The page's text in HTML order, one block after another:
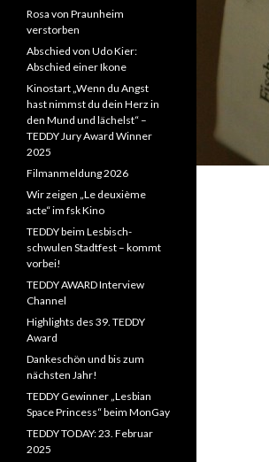
Rosa von Praunheim
verstorben
Abschied von Udo Kier:
Abschied einer Ikone
Kinostart „Wenn du Angst
hast nimmst du dein Herz in
den Mund und lächelst“ –
TEDDY Jury Award Winner
2025
Filmanmeldung 2026
Wir zeigen „Le deuxième
acte“ im fsk Kino
TEDDY beim Lesbisch-
schwulen Stadtfest – kommt
vorbei!
TEDDY AWARD Interview
Channel
Highlights des 39. TEDDY
Award
Dankeschön und bis zum
nächsten Jahr!
TEDDY Gewinner „Lesbian
Space Princess“ beim MonGay
TEDDY TODAY: 23. Februar
2025